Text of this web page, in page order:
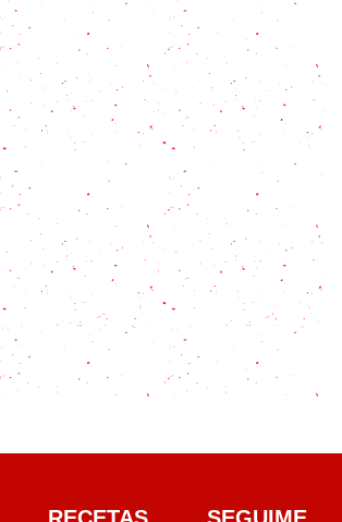
en 4 pasos